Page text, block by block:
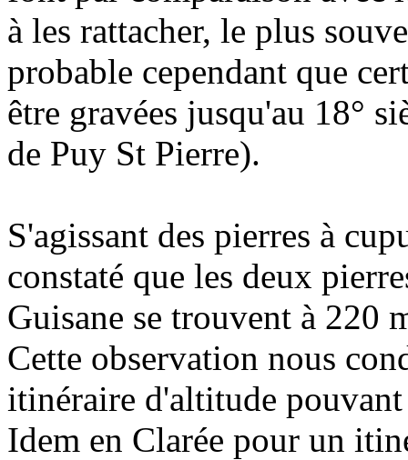
à les rattacher, le plus
probable cependant que
être gravées jusqu'au 18°
de Puy St Pierre).
S'agissant des pierres à
constaté que les deux
Guisane se trouvent à 220
Cette observation nous
itinéraire d'altitude
Idem en Clarée pour un